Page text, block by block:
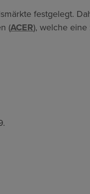
festgelegt.
(ACER), welche